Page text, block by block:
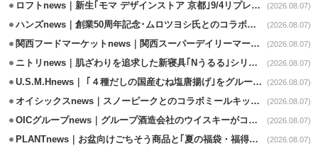
ロフトnews｜新生｢モマ デザインストア 京都｣9/4リプレイスオープン (2026.08.07)
ハンズnews｜創業50周年記念･ムロツヨシ氏とのコラボ企画｢ムロハンズ｣開催 (2026.08.07)
関西フードマーケットnews｜関西スーパーデイリーマート蒲生店8/7改装 (2026.08.07)
ニトリnews｜肌ざわりを追求した新寝具｢Nうるる｣シリーズを発売 (2026.08.07)
U.S.M.Hnews｜ ｢４種だしの国産むね塩唐揚げ｣をグループ610店で共同販促 (2026.08.07)
オイシックスnews｜スノーピークとのコラボミールキット8/13発売 (2026.08.07)
OICグループnews｜グループ酒造会社のウイスキーがコンペティション受賞 (2026.08.07)
PLANTnews｜お盆向けごちそう商品と｢夏の福袋・福得カート｣8/8から開催 (2026.08.07)